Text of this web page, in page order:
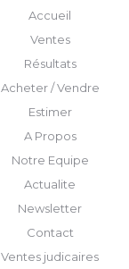
Accueil
Ventes
Résultats
Acheter / Vendre
Estimer
A Propos
Notre Equipe
Actualite
Newsletter
Contact
Ventes judicaires